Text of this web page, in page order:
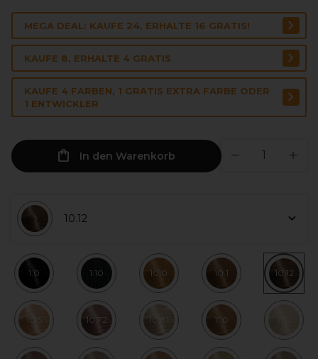
MEGA DEAL: KAUFE 24, ERHALTE 16 GRATIS!
KAUFE 8, ERHALTE 4 GRATIS
KAUFE 4 FARBEN, 1 GRATIS EXTRA FARBE ODER
1 ENTWICKLER
In den Warenkorb
10.12
1.0 1.10 10.0 10.1 10.12
10.5 10.72 10.81 11.0